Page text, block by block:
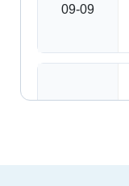
09-09